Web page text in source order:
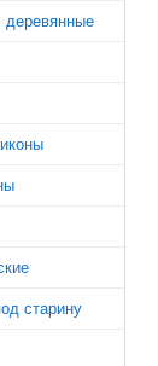
деревянные
старину